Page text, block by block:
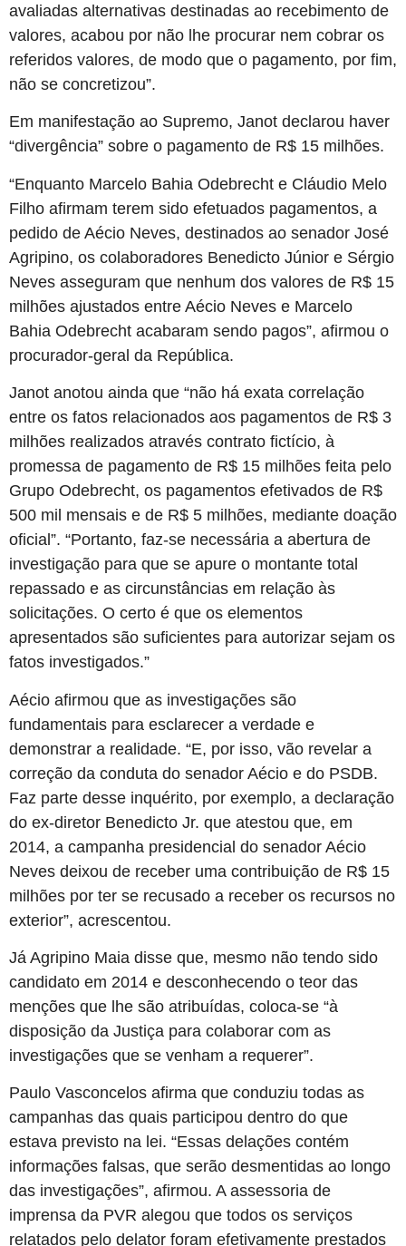
avaliadas alternativas destinadas ao recebimento de
valores, acabou por não lhe procurar nem cobrar os
referidos valores, de modo que o pagamento, por fim,
não se concretizou”.
Em manifestação ao Supremo, Janot declarou haver
“divergência” sobre o pagamento de R$ 15 milhões.
“Enquanto Marcelo Bahia Odebrecht e Cláudio Melo
Filho afirmam terem sido efetuados pagamentos, a
pedido de Aécio Neves, destinados ao senador José
Agripino, os colaboradores Benedicto Júnior e Sérgio
Neves asseguram que nenhum dos valores de R$ 15
milhões ajustados entre Aécio Neves e Marcelo
Bahia Odebrecht acabaram sendo pagos”, afirmou o
procurador-geral da República.
Janot anotou ainda que “não há exata correlação
entre os fatos relacionados aos pagamentos de R$ 3
milhões realizados através contrato fictício, à
promessa de pagamento de R$ 15 milhões feita pelo
Grupo Odebrecht, os pagamentos efetivados de R$
500 mil mensais e de R$ 5 milhões, mediante doação
oficial”. “Portanto, faz-se necessária a abertura de
investigação para que se apure o montante total
repassado e as circunstâncias em relação às
solicitações. O certo é que os elementos
apresentados são suficientes para autorizar sejam os
fatos investigados.”
Aécio afirmou que as investigações são
fundamentais para esclarecer a verdade e
demonstrar a realidade. “E, por isso, vão revelar a
correção da conduta do senador Aécio e do PSDB.
Faz parte desse inquérito, por exemplo, a declaração
do ex-diretor Benedicto Jr. que atestou que, em
2014, a campanha presidencial do senador Aécio
Neves deixou de receber uma contribuição de R$ 15
milhões por ter se recusado a receber os recursos no
exterior”, acrescentou.
Já Agripino Maia disse que, mesmo não tendo sido
candidato em 2014 e desconhecendo o teor das
menções que lhe são atribuídas, coloca-se “à
disposição da Justiça para colaborar com as
investigações que se venham a requerer”.
Paulo Vasconcelos afirma que conduziu todas as
campanhas das quais participou dentro do que
estava previsto na lei. “Essas delações contém
informações falsas, que serão desmentidas ao longo
das investigações”, afirmou. A assessoria de
imprensa da PVR alegou que todos os serviços
relatados pelo delator foram efetivamente prestados